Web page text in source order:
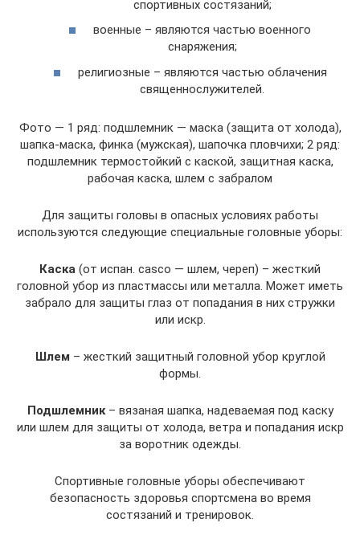
спортивных состязаний;
военные – являются частью военного
снаряжения;
религиозные – являются частью облачения
священнослужителей.
Фото — 1 ряд: подшлемник — маска (защита от холода),
шапка-маска, финка (мужская), шапочка пловчихи; 2 ряд:
подшлемник термостойкий с каской, защитная каска,
рабочая каска, шлем с забралом
Для защиты головы в опасных условиях работы
используются следующие специальные головные уборы:
Каска (от испан. casco — шлем, череп) – жесткий
головной убор из пластмассы или металла. Может иметь
забрало для защиты глаз от попадания в них стружки
или искр.
Шлем – жесткий защитный головной убор круглой
формы.
Подшлемник– вязаная шапка, надеваемая под каску
или шлем для защиты от холода, ветра и попадания искр
за воротник одежды.
Спортивные головные уборы обеспечивают
безопасность здоровья спортсмена во время
состязаний и тренировок.